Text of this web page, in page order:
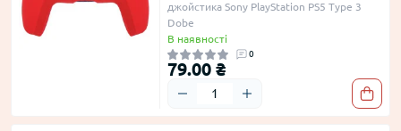
джойстика Sony PlayStation PS5 Type 3
Dobe
В наявності
0
79.00 ₴